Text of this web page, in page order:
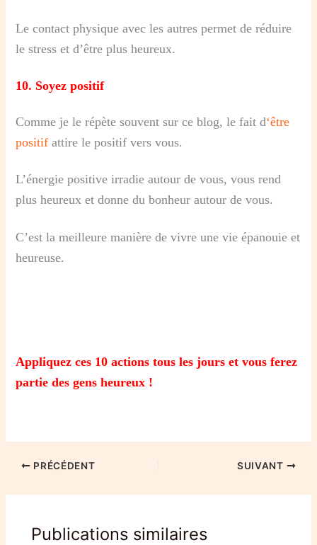
Le contact physique avec les autres permet de réduire
le stress et d’être plus heureux.
10. Soyez positif
Comme je le répète souvent sur ce blog, le fait d‘être
positif attire le positif vers vous.
L’énergie positive irradie autour de vous, vous rend
plus heureux et donne du bonheur autour de vous.
C’est la meilleure manière de vivre une vie épanouie et
heureuse.
Appliquez ces 10 actions tous les jours et vous ferez
partie des gens heureux !
PRÉCÉDENT SUIVANT
Publications similaires